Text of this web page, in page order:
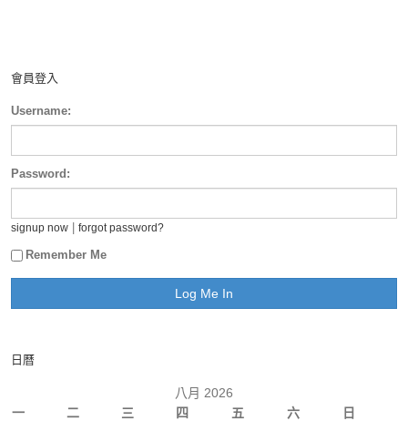
會員登入
Username:
Password:
signup now forgot password?
Remember Me
日曆
八月 2026
一
二 三 四 五 六 日